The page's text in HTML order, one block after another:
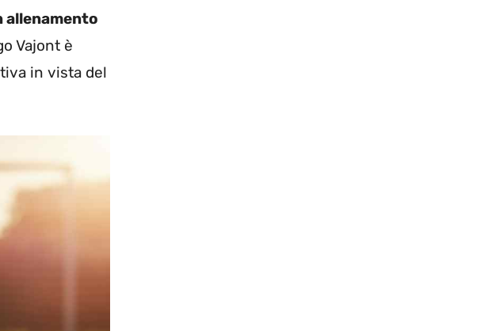
allenamento
Vajont è
in vista del